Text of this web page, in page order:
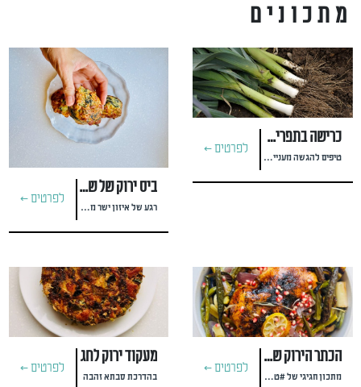
מתכונים
כרישה בתפריט לילדים
טיפים להגשה מעניינת ומגרה
לפרטים >
ביס ירוק של שקט
רגע של איזון ישר מהשדה בימים מורכבים
לפרטים >
הכתר הירוק של ראש השנה
מתכון חגיגי של #טל מאירי
לפרטים >
מעקוד ירוק לחג
בהדרכת סבתא זהבה
לפרטים >